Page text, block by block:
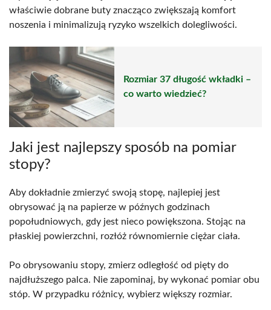
właściwie dobrane buty znacząco zwiększają komfort
noszenia i minimalizują ryzyko wszelkich dolegliwości.
Rozmiar 37 długość wkładki –
co warto wiedzieć?
Jaki jest najlepszy sposób na pomiar
stopy?
Aby dokładnie zmierzyć swoją stopę, najlepiej jest
obrysować ją na papierze w późnych godzinach
popołudniowych, gdy jest nieco powiększona. Stojąc na
płaskiej powierzchni, rozłóż równomiernie ciężar ciała.
Po obrysowaniu stopy, zmierz odległość od pięty do
najdłuższego palca. Nie zapominaj, by wykonać pomiar obu
stóp. W przypadku różnicy, wybierz większy rozmiar.